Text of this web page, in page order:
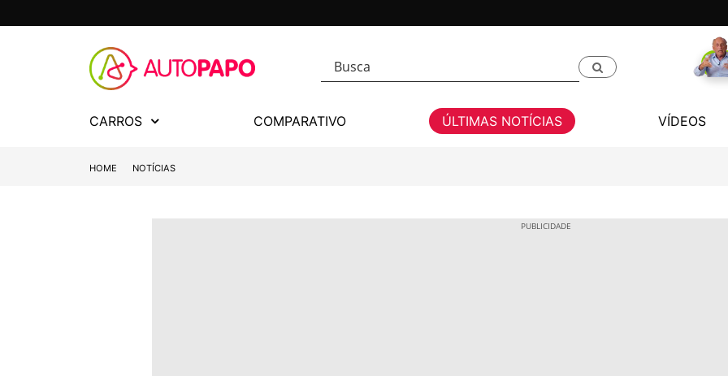
CARROS COMPARATIVO ÚLTIMAS NOTÍCIAS VÍDEOS
HOME NOTÍCIAS